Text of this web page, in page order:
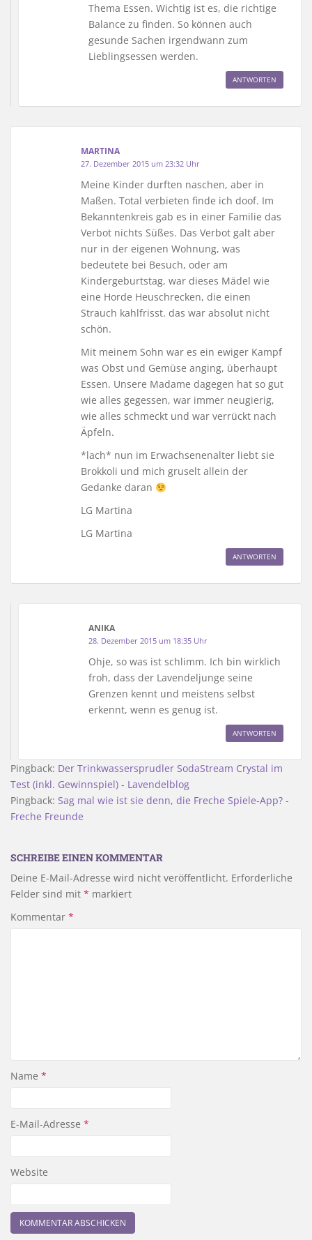
Thema Essen. Wichtig ist es, die richtige
Balance zu finden. So können auch
gesunde Sachen irgendwann zum
Lieblingsessen werden.
ANTWORTEN
MARTINA
27. Dezember 2015 um 23:32 Uhr
Meine Kinder durften naschen, aber in
Maßen. Total verbieten finde ich doof. Im
Bekanntenkreis gab es in einer Familie das
Verbot nichts Süßes. Das Verbot galt aber
nur in der eigenen Wohnung, was
bedeutete bei Besuch, oder am
Kindergeburtstag, war dieses Mädel wie
eine Horde Heuschrecken, die einen
Strauch kahlfrisst. das war absolut nicht
schön.
Mit meinem Sohn war es ein ewiger Kampf
was Obst und Gemüse anging, überhaupt
Essen. Unsere Madame dagegen hat so gut
wie alles gegessen, war immer neugierig,
wie alles schmeckt und war verrückt nach
Äpfeln.
*lach* nun im Erwachsenenalter liebt sie
Brokkoli und mich gruselt allein der
Gedanke daran
LG Martina
LG Martina
ANTWORTEN
ANIKA
28. Dezember 2015 um 18:35 Uhr
Ohje, so was ist schlimm. Ich bin wirklich
froh, dass der Lavendeljunge seine
Grenzen kennt und meistens selbst
erkennt, wenn es genug ist.
ANTWORTEN
Pingback: Der Trinkwassersprudler SodaStream Crystal im
Test (inkl. Gewinnspiel) - Lavendelblog
Pingback: Sag mal wie ist sie denn, die Freche Spiele-App? -
Freche Freunde
SCHREIBE EINEN KOMMENTAR
Deine E-Mail-Adresse wird nicht veröffentlicht. Erforderliche
Felder sind mit * markiert
Kommentar *
Name *
E-Mail-Adresse *
Website